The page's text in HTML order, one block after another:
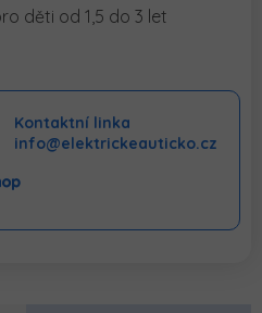
děti od 1,5 do 3 let
Kontaktní linka
info@elektrickeauticko.cz